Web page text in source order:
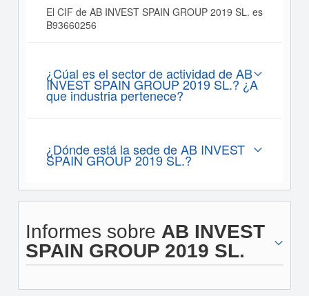
El CIF de AB INVEST SPAIN GROUP 2019 SL. es
B93660256
¿Cúal es el sector de actividad de AB
INVEST SPAIN GROUP 2019 SL.? ¿A
que industria pertenece?
¿Dónde está la sede de AB INVEST
SPAIN GROUP 2019 SL.?
Informes sobre AB INVEST
SPAIN GROUP 2019 SL.